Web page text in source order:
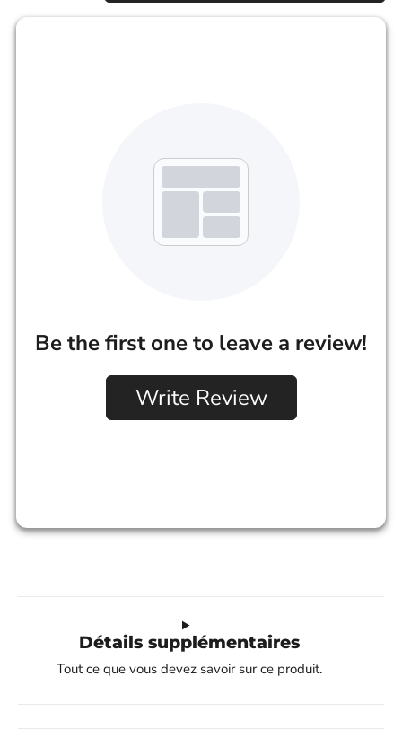
Be the first one to leave a review!
Write Review
Détails supplémentaires
Tout ce que vous devez savoir sur ce produit.